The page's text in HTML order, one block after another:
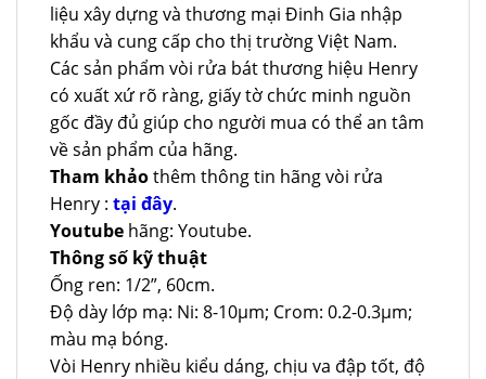
liệu xây dựng và thương mại Đinh Gia nhập
khẩu và cung cấp cho thị trường Việt Nam.
Các sản phẩm vòi rửa bát thương hiệu Henry
có xuất xứ rõ ràng, giấy tờ chức minh nguồn
gốc đầy đủ giúp cho người mua có thể an tâm
về sản phẩm của hãng.
Tham khảothêm thông tin hãng vòi rửa
Henry : tại đây.
Youtube hãng: Youtube.
Thông số kỹ thuật
Ống ren: 1/2”, 60cm.
Độ dày lớp mạ: Ni: 8-10µm; Crom: 0.2-0.3µm;
màu mạ bóng.
Vòi Henry nhiều kiểu dáng, chịu va đập tốt, độ